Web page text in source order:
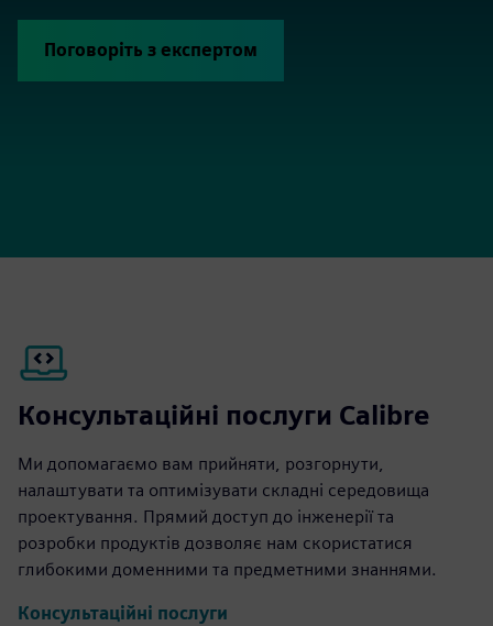
Поговоріть з експертом
Консультаційні послуги Calibre
Ми допомагаємо вам прийняти, розгорнути,
налаштувати та оптимізувати складні середовища
проектування. Прямий доступ до інженерії та
розробки продуктів дозволяє нам скористатися
глибокими доменними та предметними знаннями.
Консультаційні послуги